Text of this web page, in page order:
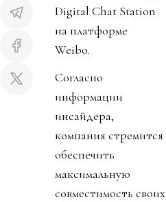
Digital Chat Station
на платформе
Weibo.
Согласно
информации
инсайдера,
компания стремится
обеспечить
максимальную
совместимость своих